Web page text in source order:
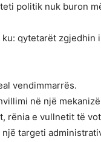
politik nuk buron
qytetarët
vendimmarrës.
në një
rënia e vullnetit të
targeti